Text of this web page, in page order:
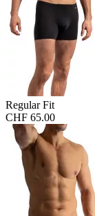
Regular Fit
CHF 65.00